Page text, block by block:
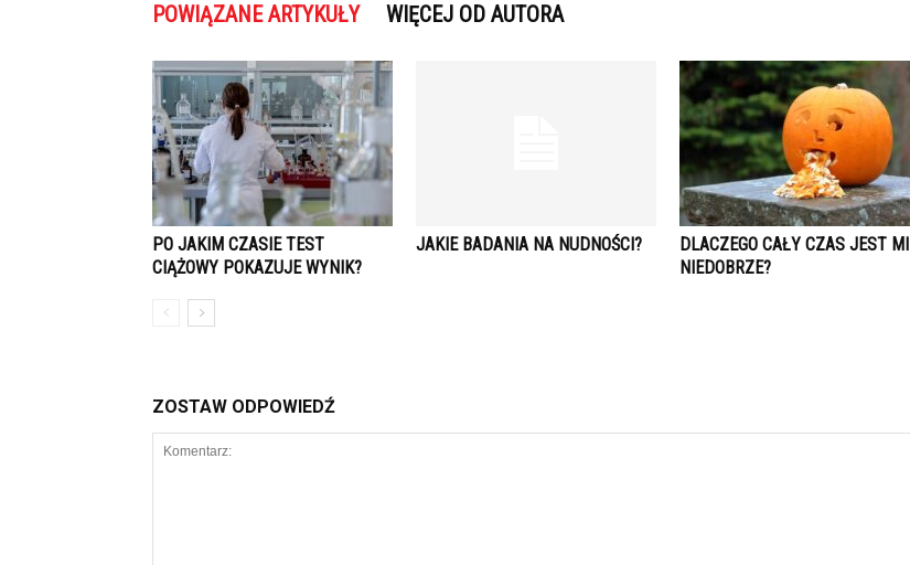
POWIĄZANE ARTYKUŁY WIĘCEJ OD AUTORA
PO JAKIM CZASIE TEST
CIĄŻOWY POKAZUJE WYNIK?
JAKIE BADANIA NA NUDNOŚCI?
DLACZEGO CAŁY CZAS JEST MI
NIEDOBRZE?
ZOSTAW ODPOWIEDŹ